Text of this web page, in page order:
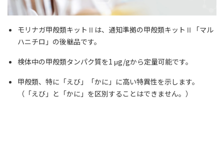
モリナガ甲殻類キットⅡは、通知準拠の甲殻類キットⅡ「マル
ハニチロ」の後継品です。
検体中の甲殻類タンパク質を1 μg/gから定量可能です。
甲殻類、特に「えび」「かに」に高い特異性を示します。
（ 「えび」と「かに」を区別することはできません。）